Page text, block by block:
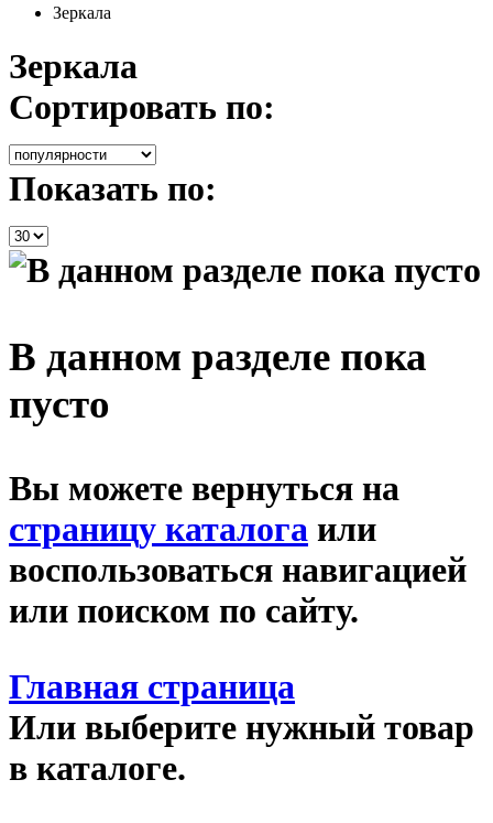
Зеркала
Зеркала
Сортировать по:
Показать по:
В данном разделе пока
пусто
Вы можете вернуться на
страницу каталога или
воспользоваться навигацией
или поиском по сайту.
Главная страница
Или выберите нужный товар
в каталоге.